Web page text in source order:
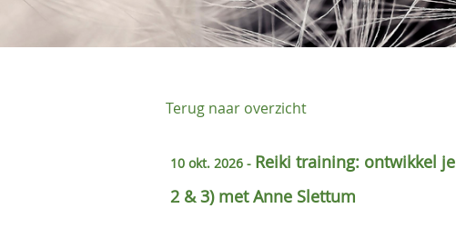
Terug naar overzicht
10 okt. 2026 - Reiki training: ontwikkel
2 & 3) met Anne Slettum